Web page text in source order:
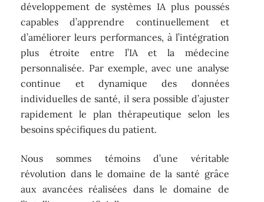
développement de systèmes IA plus poussés
capables d’apprendre continuellement et
d’améliorer leurs performances, à l’intégration
plus étroite entre l’IA et la médecine
personnalisée. Par exemple, avec une analyse
continue et dynamique des données
individuelles de santé, il sera possible d’ajuster
rapidement le plan thérapeutique selon les
besoins spécifiques du patient.
Nous sommes témoins d’une véritable
révolution dans le domaine de la santé grâce
aux avancées réalisées dans le domaine de